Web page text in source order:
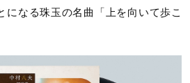
になる珠玉の名曲「上を向いて歩こ